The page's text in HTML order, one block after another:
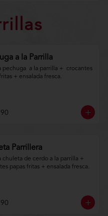
a la Parrilla
pechuga  a la parrilla +  crocantes
+ ensalada fresca.
Parrillera
chuleta de cerdo a la parrilla +
papas fritas + ensalada fresca.